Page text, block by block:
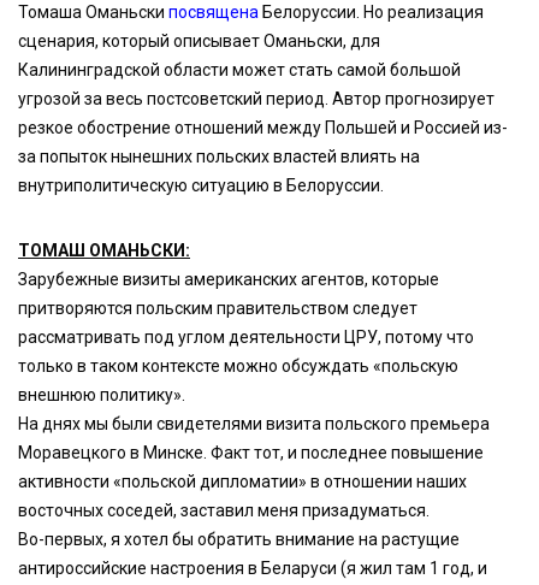
Томаша Оманьски посвящена Белоруссии. Но реализация
сценария, который описывает Оманьски, для
Калининградской области может стать самой большой
угрозой за весь постсоветский период. Автор прогнозирует
резкое обострение отношений между Польшей и Россией из-
за попыток нынешних польских властей влиять на
внутриполитическую ситуацию в Белоруссии.
ТОМАШ ОМАНЬСКИ:
Зарубежные визиты американских агентов, которые
притворяются польским правительством следует
рассматривать под углом деятельности ЦРУ, потому что
только в таком контексте можно обсуждать «польскую
внешнюю политику».
На днях мы были свидетелями визита польского премьера
Моравецкого в Минске. Факт тот, и последнее повышение
активности «польской дипломатии» в отношении наших
восточных соседей, заставил меня призадуматься.
Во-первых, я хотел бы обратить внимание на растущие
антироссийские настроения в Беларуси (я жил там 1 год, и